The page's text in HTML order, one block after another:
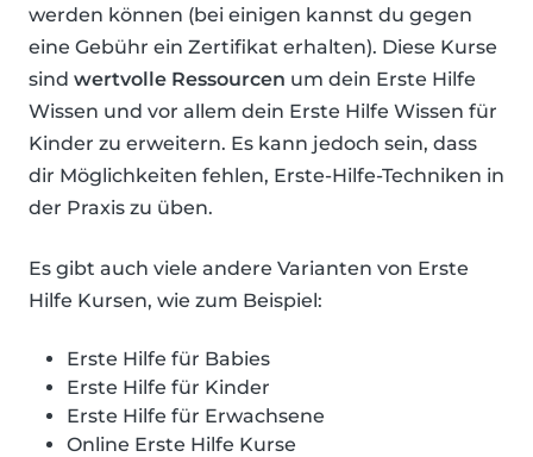
werden können (bei einigen kannst du gegen
eine Gebühr ein Zertifikat erhalten). Diese Kurse
sind wertvolle Ressourcen um dein Erste Hilfe
Wissen und vor allem dein Erste Hilfe Wissen für
Kinder zu erweitern. Es kann jedoch sein, dass
dir Möglichkeiten fehlen, Erste-Hilfe-Techniken in
der Praxis zu üben.
Es gibt auch viele andere Varianten von Erste
Hilfe Kursen, wie zum Beispiel:
Erste Hilfe für Babies
Erste Hilfe für Kinder
Erste Hilfe für Erwachsene
Online Erste Hilfe Kurse